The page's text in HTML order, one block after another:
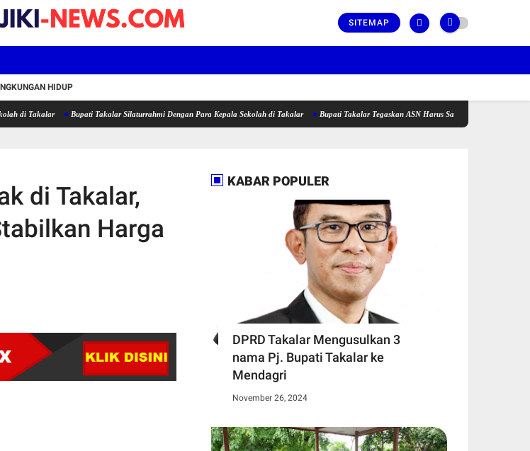
SITEMAP
HIDUP
Bupati Takalar Silaturrahmi Dengan Para Kepala Sekolah di Takalar Bupati Takalar Tegaskan ASN Harus Satu Barisan dan Fokus Dalam
di Takalar,
Harga
KABAR POPULER
DPRD Takalar Mengusulkan 3
nama Pj. Bupati Takalar ke
Mendagri
November 26, 2024